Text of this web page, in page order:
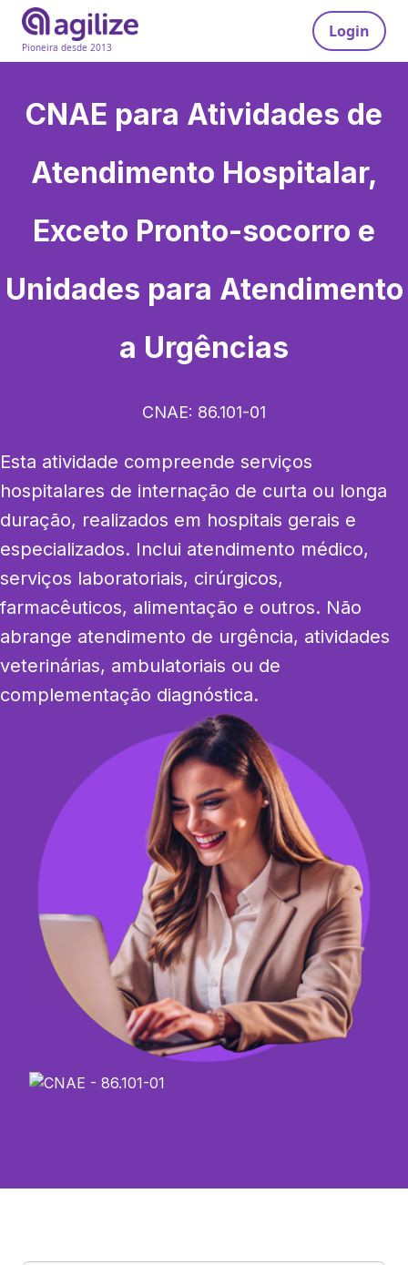
Pioneira desde 2013
Login
CNAE para Atividades de
Atendimento Hospitalar,
Exceto Pronto-socorro e
Unidades para Atendimento
a Urgências
CNAE: 86.101-01
Esta atividade compreende serviços
hospitalares de internação de curta ou longa
duração, realizados em hospitais gerais e
especializados. Inclui atendimento médico,
serviços laboratoriais, cirúrgicos,
farmacêuticos, alimentação e outros. Não
abrange atendimento de urgência, atividades
veterinárias, ambulatoriais ou de
complementação diagnóstica.